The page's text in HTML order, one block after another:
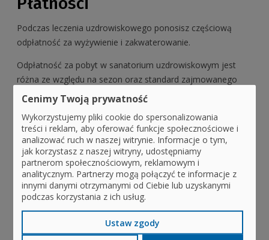
Podczas leczenia uzdrowiskowego ponosisz częściową
odpłatność za wyżywienie i zakwaterowanie.
Odpłatność za pobyt w sanatorium uzdrowiskowym jest
różna ze względu na sezon oraz standard zajmowanego
pokoju. Zwolnienie z opłat w sanatorium dla
dorosłych przysługuje:
pracownikom związanym z produkcją wyrobów
zawierających azbest na podstawie
odrębnych przepisów,
dzieciom i młodzieży do ukończenia 18 roku życia, a
jeśli kształcą się dalej - do ukończenia lat 26,
dzieciom niepełnosprawnym w znacznym stopniu –
bez ograniczenia wieku.
Cenimy Twoją prywatność
Wykorzystujemy pliki cookie do spersonalizowania
treści i reklam, aby oferować funkcje społecznościowe i
analizować ruch w naszej witrynie. Informacje o tym,
jak korzystasz z naszej witryny, udostępniamy
partnerom społecznościowym, reklamowym i
analitycznym. Partnerzy mogą połączyć te informacje z
innymi danymi otrzymanymi od Ciebie lub uzyskanymi
podczas korzystania z ich usług.
Ustaw zgody